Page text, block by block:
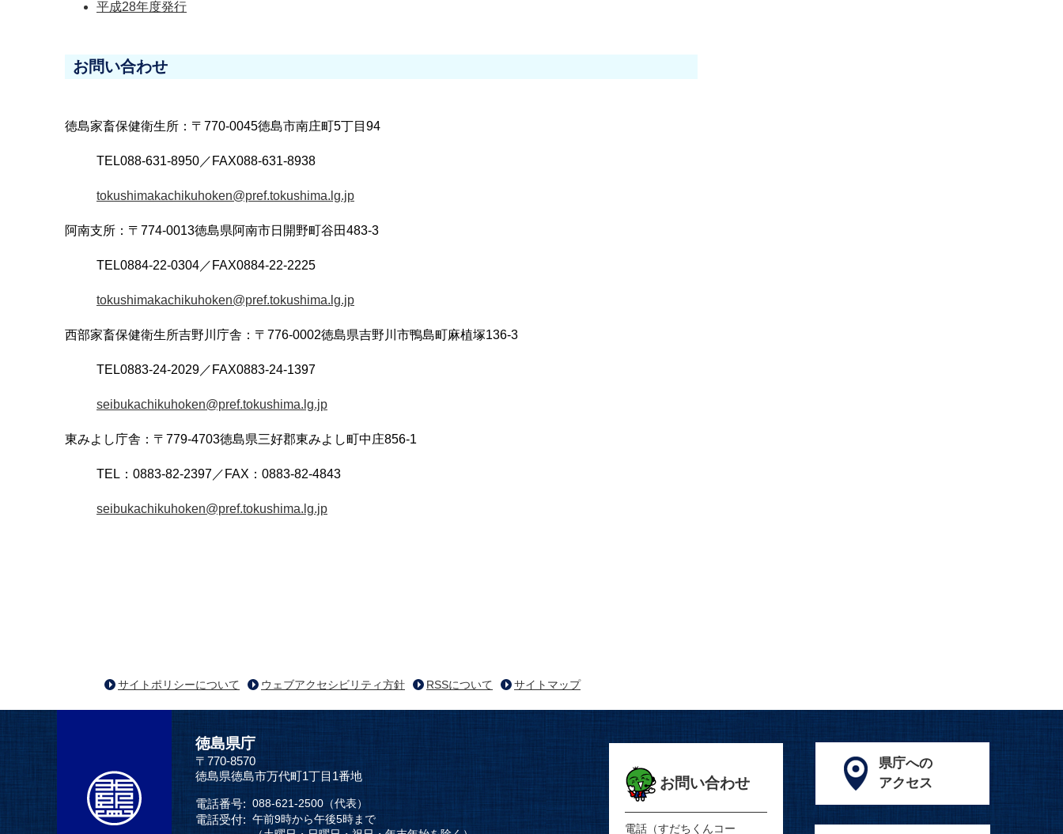
平成28年度発行
お問い合わせ
徳島家畜保健衛生所：〒770-0045徳島市南庄町5丁目94
TEL088-631-8950／FAX088-631-8938
tokushimakachikuhoken@pref.tokushima.lg.jp
阿南支所：〒774-0013徳島県阿南市日開野町谷田483-3
TEL0884-22-0304／FAX0884-22-2225
tokushimakachikuhoken@pref.tokushima.lg.jp
西部家畜保健衛生所吉野川庁舎：〒776-0002徳島県吉野川市鴨島町麻植塚136-3
TEL0883-24-2029／FAX0883-24-1397
seibukachikuhoken@pref.tokushima.lg.jp
東みよし庁舎：〒779-4703徳島県三好郡東みよし町中庄856-1
TEL：0883-82-2397／FAX：0883-82-4843
seibukachikuhoken@pref.tokushima.lg.jp
サイトポリシーについて ウェブアクセシビリティ方針 RSSについて サイトマップ
徳島県庁
〒770-8570
徳島県徳島市万代町1丁目1番地
電話番号: 088-621-2500（代表）
電話受付: 午前9時から午後5時まで
お問い合わせ
電話（すだちくんコー
県庁への
アクセス